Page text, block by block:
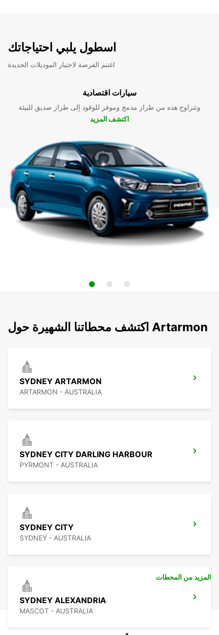
اسطول يلبي احتياجاتك
اغتنم الفرصة لاختبار الموديلات الجديدة
سيارات اقتصادية
وتتراوح هذه من طراز مدمج وموفر للوقود إلى طراز صديق للبيئة
اكتشف المزيد
اكتشف محطاتنا الشهيرة حول Artarmon
SYDNEY ARTARMON
ARTARMON - AUSTRALIA
SYDNEY CITY DARLING HARBOUR
PYRMONT - AUSTRALIA
SYDNEY CITY
SYDNEY - AUSTRALIA
SYDNEY ALEXANDRIA
MASCOT - AUSTRALIA
المزيد من المحطات